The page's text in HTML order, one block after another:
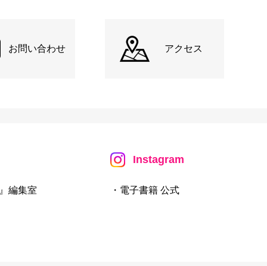
お問い合わせ アクセス
編集室
Instagram
・電子書籍 公式